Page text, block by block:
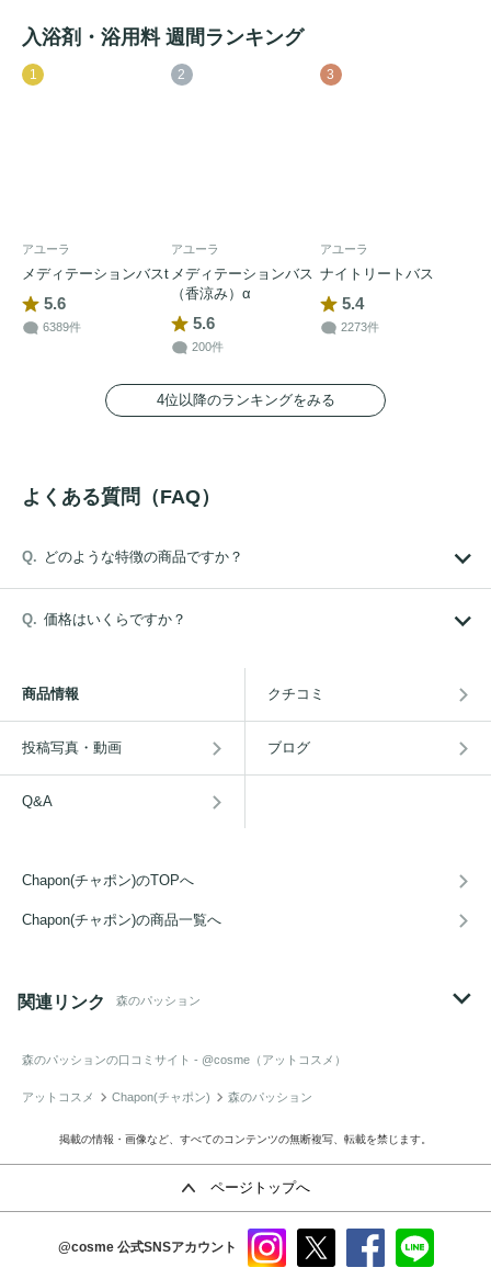
入浴剤・浴用料 週間ランキング
1
アユーラ
メディテーションバスt
5.6
6389件
2
アユーラ
メディテーションバス
（香涼み）α
5.6
200件
3
アユーラ
ナイトリートバス
5.4
2273件
4位以降のランキングをみる
よくある質問（FAQ）
どのような特徴の商品ですか？
価格はいくらですか？
商品情報 クチコミ
投稿写真・動画 ブログ
Q&A
Chapon(チャポン)のTOPへ
Chapon(チャポン)の商品一覧へ
関連リンク 森のパッション
森のパッションの口コミサイト - @cosme（アットコスメ）
アットコスメ Chapon(チャポン) 森のパッション
掲載の情報・画像など、すべてのコンテンツの無断複写、転載を禁じます。
ページトップへ
@cosme 公式SNSアカウント